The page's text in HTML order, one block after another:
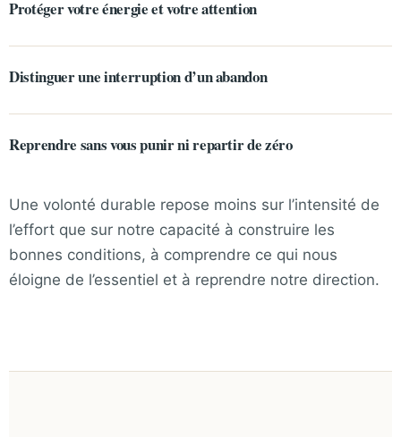
Protéger votre énergie et votre attention
Distinguer une interruption d’un abandon
Reprendre sans vous punir ni repartir de zéro
Une volonté durable repose moins sur l’intensité de
l’effort que sur notre capacité à construire les
bonnes conditions, à comprendre ce qui nous
éloigne de l’essentiel et à reprendre notre direction.